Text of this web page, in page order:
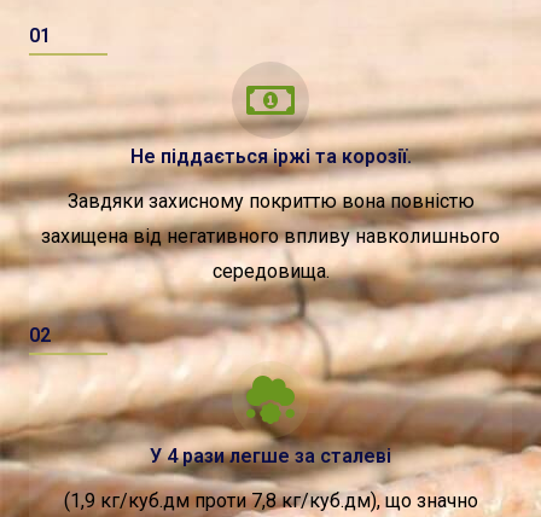
01
Не піддається іржі та корозії.
Завдяки захисному покриттю вона повністю
захищена від негативного впливу навколишнього
середовища.
02
У 4 рази легше за сталеві
(1,9 кг/куб.дм проти 7,8 кг/куб.дм), що значно